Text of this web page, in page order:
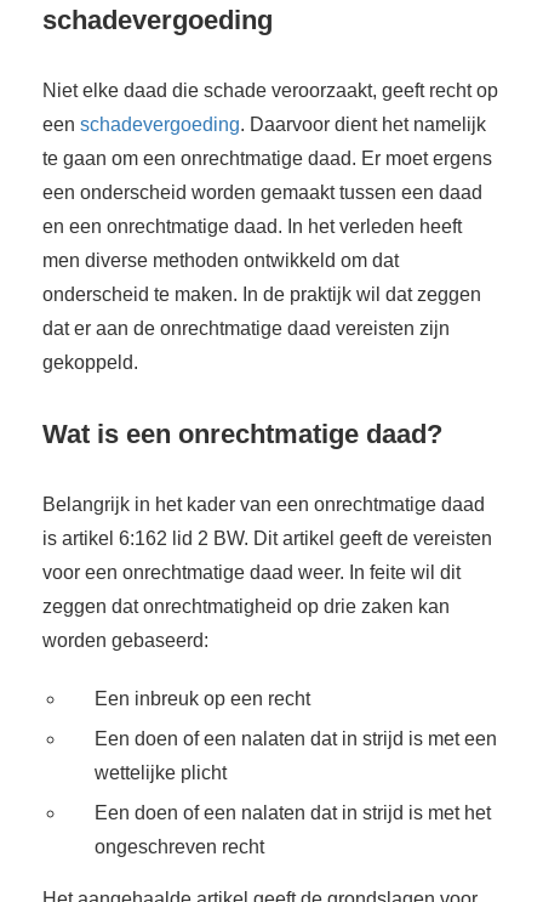
schadevergoeding
Niet elke daad die schade veroorzaakt, geeft recht op
een schadevergoeding. Daarvoor dient het namelijk
te gaan om een onrechtmatige daad. Er moet ergens
een onderscheid worden gemaakt tussen een daad
en een onrechtmatige daad. In het verleden heeft
men diverse methoden ontwikkeld om dat
onderscheid te maken. In de praktijk wil dat zeggen
dat er aan de onrechtmatige daad vereisten zijn
gekoppeld.
Wat is een onrechtmatige daad?
Belangrijk in het kader van een onrechtmatige daad
is artikel 6:162 lid 2 BW. Dit artikel geeft de vereisten
voor een onrechtmatige daad weer. In feite wil dit
zeggen dat onrechtmatigheid op drie zaken kan
worden gebaseerd:
Een inbreuk op een recht
Een doen of een nalaten dat in strijd is met een
wettelijke plicht
Een doen of een nalaten dat in strijd is met het
ongeschreven recht